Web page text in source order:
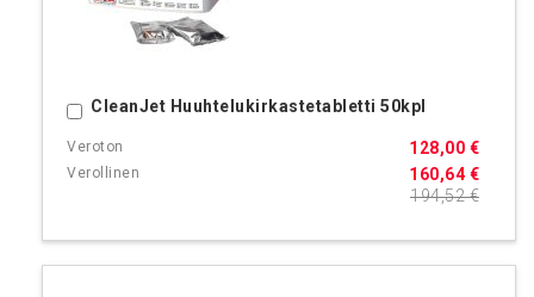
CleanJet Huuhtelukirkastetabletti 50kpl
160,64 €
128,00 €
194,52 €
Ostoskoriin